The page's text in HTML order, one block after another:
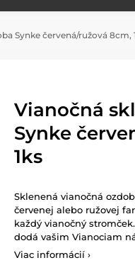
Synke červená/ružová 8cm,
Vianočná
Synke
1ks
Sklenená vianočná
červenej alebo ružovej
každý vianočný
dodá vašim Vianociam
Viac informácií ›